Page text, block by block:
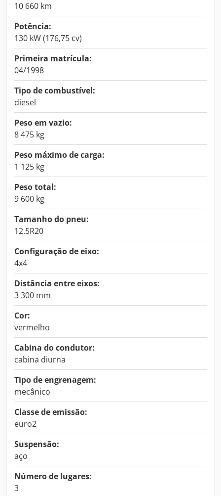
10 660 km
Potência:
130 kW (176,75 cv)
Primeira matrícula:
04/1998
Tipo de combustível:
diesel
Peso em vazio:
8 475 kg
Peso máximo de carga:
1 125 kg
Peso total:
9 600 kg
Tamanho do pneu:
12.5R20
Configuração de eixo:
4x4
Distância entre eixos:
3 300 mm
Cor:
vermelho
Cabina do condutor:
cabina diurna
Tipo de engrenagem:
mecânico
Classe de emissão:
euro2
Suspensão:
aço
Número de lugares:
3